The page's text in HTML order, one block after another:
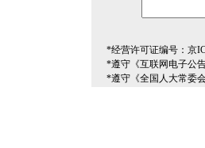
*经营许可证编号：京
*遵守《互联网电子公
*遵守《全国人大常委